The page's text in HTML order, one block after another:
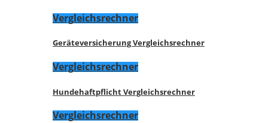
Vergleichsrechner
Geräteversicherung Vergleichsrechner
Vergleichsrechner
Hundehaftpflicht Vergleichsrechner
Vergleichsrechner